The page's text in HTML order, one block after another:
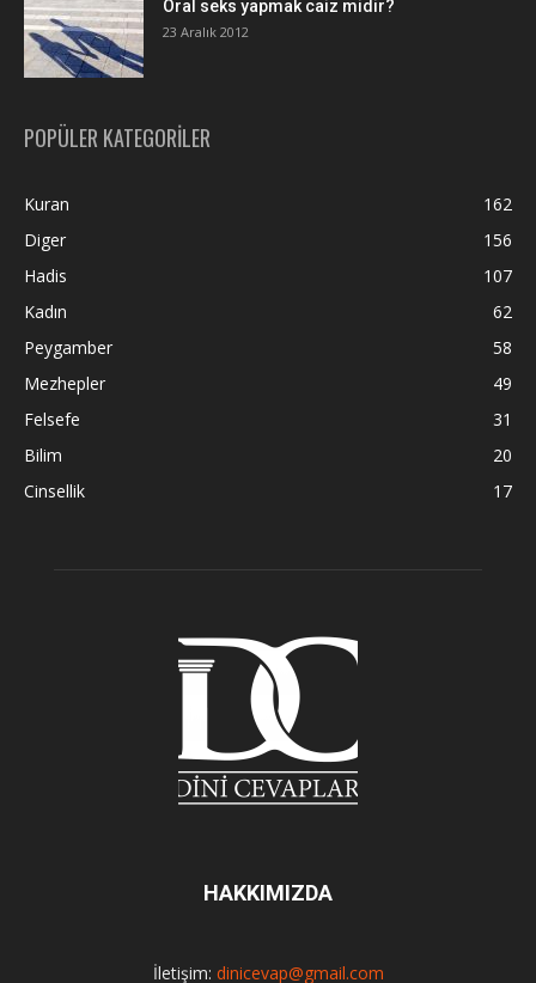
Oral seks yapmak caiz midir?
23 Aralık 2012
POPÜLER KATEGORİLER
Kuran
162
Diger
156
Hadis
107
Kadın
62
Peygamber
58
Mezhepler
49
Felsefe
31
Bilim
20
Cinsellik
17
HAKKIMIZDA
İletişim: dinicevap@gmail.com